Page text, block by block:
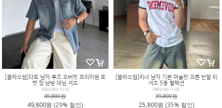
[클라쓰업]다트 남자 루즈 오버핏 프리미엄 포
켓 청 남방 데님 셔츠
FREE(90~110)
69,800원
49,800원 (29% 할인)
[클라쓰업]리너 남자 기본 머슬핏 코튼 반팔 티
셔츠 5종 컬렉션
FREE(90~110)
39,800원
25,800원 (35% 할인)